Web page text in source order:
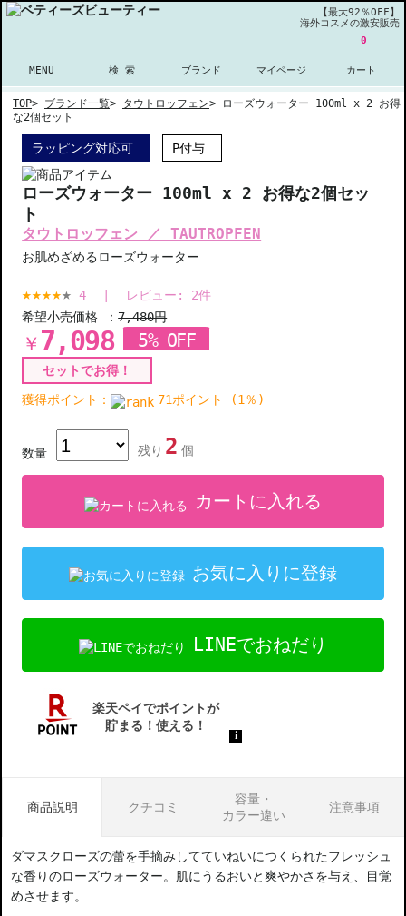
【最大92％OFF】
海外コスメの激安販売
MENU 検 索 ブランド マイページ
0
カート
TOP> ブランド一覧> タウトロッフェン>
ローズウォーター 100ml x 2 お得
な2個セット
ラッピング対応可 P付与
ローズウォーター 100ml x 2 お得な2個セッ
ト
タウトロッフェン ／ TAUTROPFEN
お肌めざめるローズウォーター
4 レビュー: 2件
希望小売価格 ：7,480円
￥ 7,098 5% OFF
セットでお得！
獲得ポイント：
71ポイント (1％)
数量 残り 2 個
カートに入れる
お気に入りに登録
LINEでおねだり
商品説明 クチコミ
容量・
カラー違い
注意事項
ダマスクローズの蕾を手摘みしてていねいにつくられたフレッシュ
な香りのローズウォーター。肌にうるおいと爽やかさを与え、目覚
めさせます。